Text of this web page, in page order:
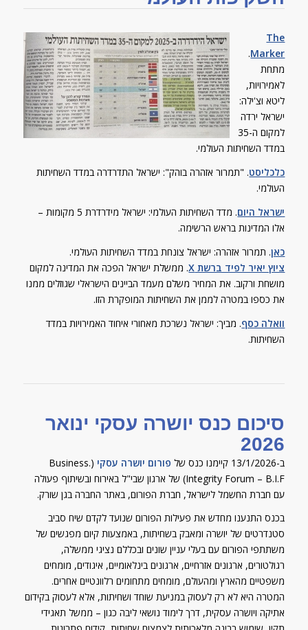
Marker
מתחת
לאמירויות,
ליטא וצ'ילה:
ישראל ירדה
למקום ה-35
במדד השחיתות העולמי.
העולמי.
אלו המדינות בראש הרשימה.
ציוץ יאיר לפיד ברשת X
. ממשלת ישראל הפכה את המדינה למקום
מושחת ורקוב. את המחיר משלם מעמד הביינים הישראלי שגוזלים ממנו
את כספו במטרה לממן את השחיתות המופקרת הזו.
השחיתות.
סיכום כנס יושרה עסקי ינואר
2026
ב-13/1/2026 קיימנו כנס של
Integrity Forum – B.I.F) של ארגון שבי"ל באירוח ובשיתוף פעולה
עם חברת החשמל לישראל, חברת הפורום, באתר החברה בגן שורק.
סטנדרטים של יושרה ומאבק בשחיתות, באמצעות קיום מפגשים של
משתתפי הפורום עם בעלי עניין שונים ובכללם נציגי ממשלה,
רגולטורים, ארגונים אזרחיים, ארגונים בינלאומיים, איגודים, מומחים
משפטיים מהארץ ומהעולם, מומחים מתחומים רלוונטיים אחרים.
המטרה היא לא רק לעסוק במניעת שוחד ושחיתות, אלא לעסוק בקידום
אתיקה ויושרה עסקית, דרך לימוד נושאי ליבה כגון – ממשל תאגידי
תקין, שימוש בבינה מלאכותית לצמצום שחיתות, קידום פתרונות